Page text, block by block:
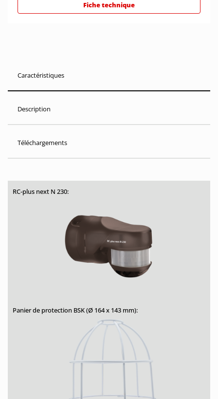
Fiche technique
Caractéristiques
Description
Téléchargements